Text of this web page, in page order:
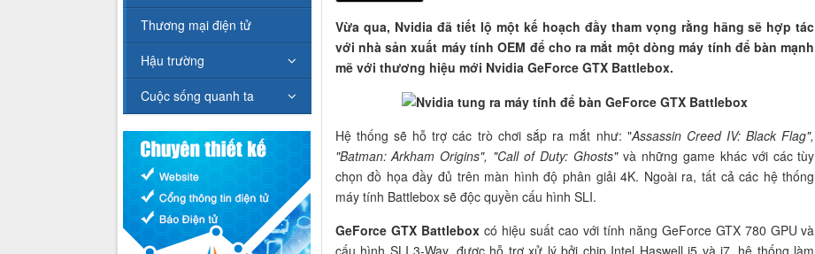
Vừa qua, Nvidia đã tiết lộ một kế hoạch đầy tham vọng rằng hãng sẽ hợp tác
với nhà sản xuất máy tính OEM để cho ra mắt một dòng máy tính để bàn mạnh
mẽ với thương hiệu mới Nvidia GeForce GTX Battlebox.
Hệ thống sẽ hỗ trợ các trò chơi sắp ra mắt như: "Assassin Creed IV: Black Flag",
"Batman: Arkham Origins", "Call of Duty: Ghosts"và những game khác với các tùy
chọn đồ họa đầy đủ trên màn hình độ phân giải 4K. Ngoài ra, tất cả các hệ thống
máy tính Battlebox sẽ độc quyền cấu hình SLI.
GeForce GTX Battleboxcó hiệu suất cao với tính năng GeForce GTX 780 GPU và
Thương mại điện tử
Hậu trường
Cuộc sống quanh ta